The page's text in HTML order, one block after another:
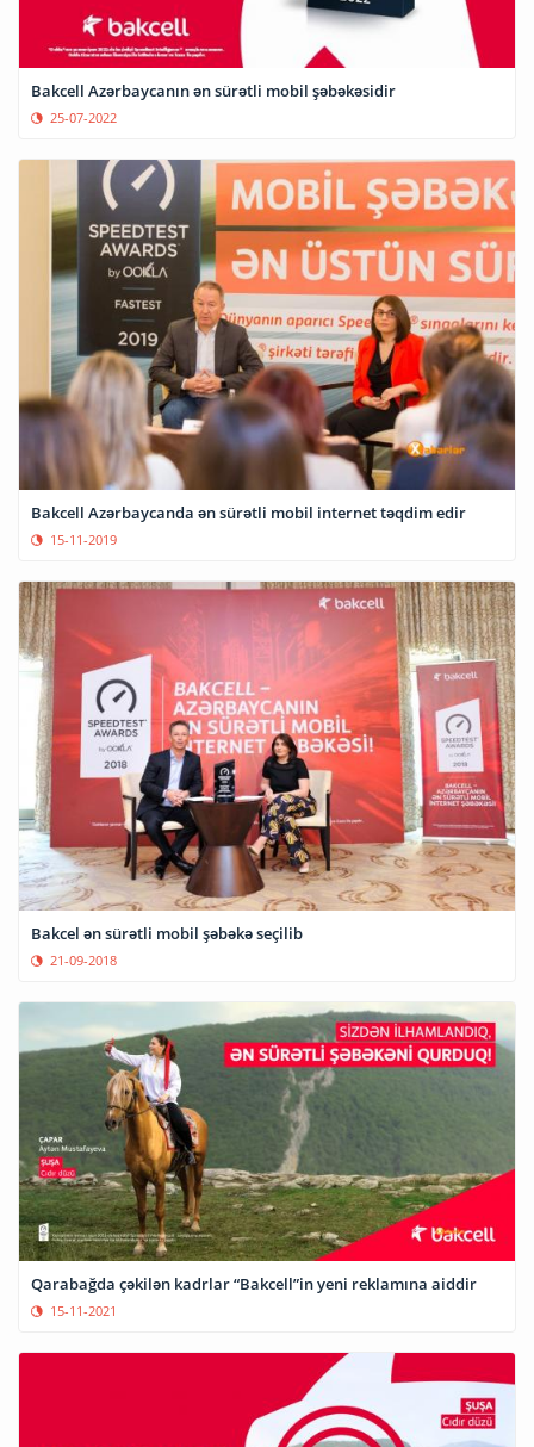
25-07-2022
Bakcell Azərbaycanda ən sürətli mobil internet təqdim edir
15-11-2019
Bakcel ən sürətli mobil şəbəkə seçilib
21-09-2018
Qarabağda çəkilən kadrlar “Bakcell”in yeni reklamına aiddir
15-11-2021